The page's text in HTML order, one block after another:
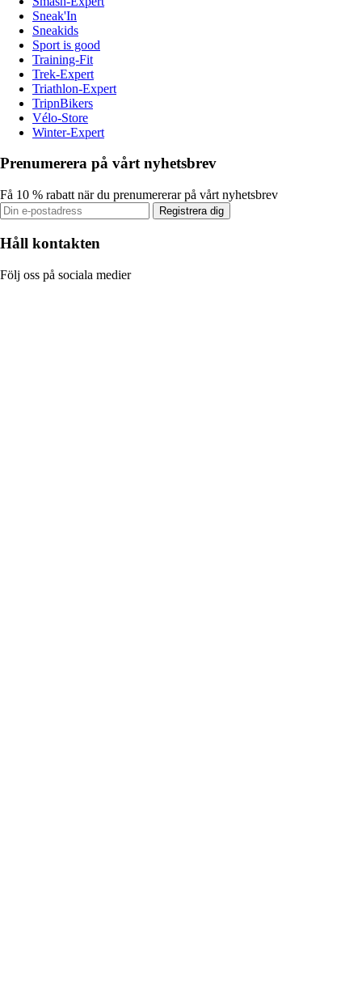
Sneak'In
Sneakids
Sport is good
Training-Fit
Trek-Expert
Triathlon-Expert
TripnBikers
Vélo-Store
Winter-Expert
Prenumerera på vårt nyhetsbrev
Få 10 % rabatt när du prenumererar på vårt nyhetsbrev
Registrera dig
Håll kontakten
Följ oss på sociala medier